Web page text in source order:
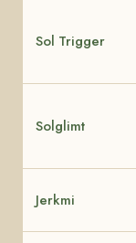
Sol Trigger
Solglimt
Jerkmi